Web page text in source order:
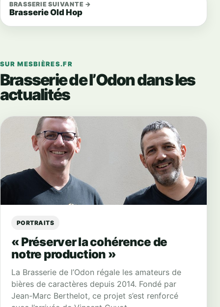
BRASSERIE SUIVANTE →
Brasserie Old Hop
SUR MESBIÈRES.FR
Brasserie de l’Odon dans les
actualités
PORTRAITS
« Préserver la cohérence de
notre production »
La Brasserie de l’Odon régale les amateurs de
bières de caractères depuis 2014. Fondé par
Jean-Marc Berthelot, ce projet s’est renforcé